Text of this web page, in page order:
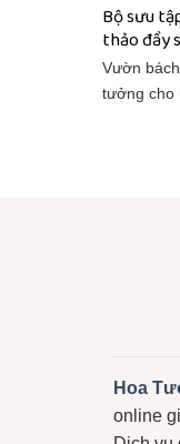
Bộ sưu
thảo đầy
Vườn
tưởng cho
Hoa
online